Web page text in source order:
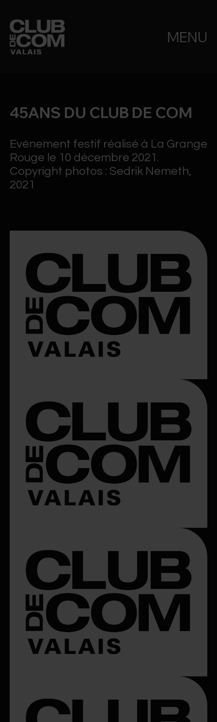
MENU
45ANS DU CLUB DE COM
Evénement festif réalisé à La Grange
Rouge le 10 décembre 2021.
Copyright photos : Sedrik Nemeth,
2021